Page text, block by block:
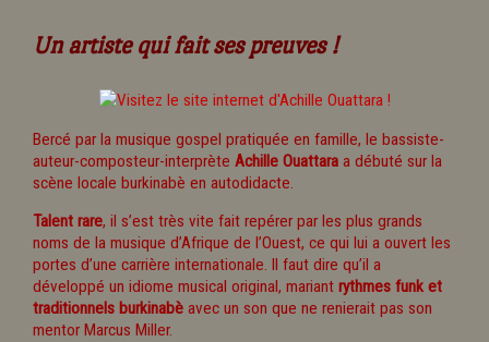
Un artiste qui fait ses preuves !
Bercé par la musique gospel pratiquée en famille, le bassiste-
auteur-composteur-interprète Achille Ouattara a débuté sur la
scène locale burkinabè en autodidacte.
Talent rare, il s’est très vite fait repérer par les plus grands
noms de la musique d’Afrique de l’Ouest, ce qui lui a ouvert les
portes d’une carrière internationale. Il faut dire qu’il a
développé un idiome musical original, mariant rythmes funk et
traditionnels burkinabè avec un son que ne renierait pas son
mentor Marcus Miller.